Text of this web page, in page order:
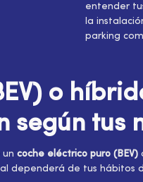
entender
la
parking
o
según tus
coche eléctrico puro (BEV)
dependerá de tus hábitos